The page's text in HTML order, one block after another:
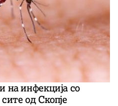
на инфекција со
од Скопје